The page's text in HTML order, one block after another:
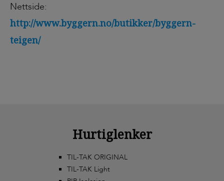
Nettside:
http://www.byggern.no/butikker/byggern-
teigen/
Hurtiglenker
TIL-TAK ORIGINAL
TIL-TAK Light